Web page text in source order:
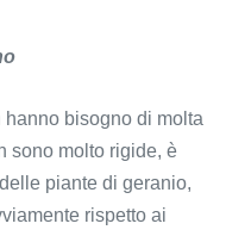
hanno bisogno di molta
sono molto rigide, è
delle piante di geranio,
rispetto ai